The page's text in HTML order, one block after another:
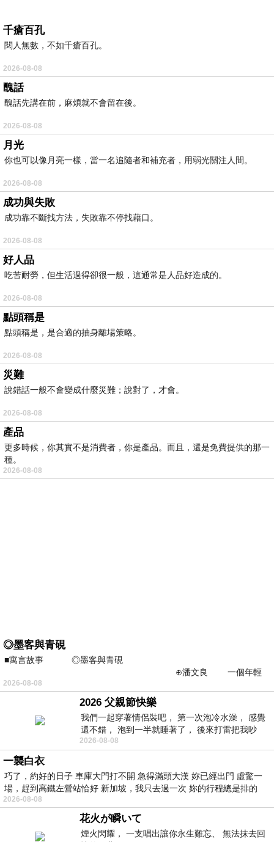
千瘡百孔
閱人無數，不如千瘡百孔。
2026-08-08
醜話
醜話先講在前，麻煩就不會留在後。
2026-08-08
月光
你也可以像月亮一樣，當一名追隨者和補充者，用弱光關注人間。
2026-08-08
成功與失敗
成功靠不斷找方法，失敗靠不停找藉口。
2026-08-08
好人品
吃苦耐勞，但生活過得卻很一般，這通常是人品好造成的。
2026-08-08
點頭稱是
點頭稱是，是合適的抽身離場策略。
2026-08-08
災難
說錯話一般不會變成什麼災難；說對了，才會。
2026-08-08
產品
更多時候，你其實不是消費者，你是產品。而且，還是免費提供的那一
種。
2026-08-08
◎墨客與青硯
■寓言故事 ◎墨客與青硯
⊕潘文良 一個年輕
的墨客，在京城的古玩肆裡
2026-08-08
2026 父親節快樂
我們一起穿著情侶裝吧， 第一次泡冷水澡， 感覺
還不錯， 泡到一半就睡著了， 後來打雷把我吵
醒， 手
2026-08-08
一襲白衣
巧了，約好的日子 車庫大門打不開 急得滿頭大漢 妳已經出門 虛驚一
場，趕到高鐵左營站恰好 新加坡，我只去過一次 妳的行程總是排的
2026-08-08
花火が瞬いて
煙火閃耀， 一支唱出讓你永生難忘、 無法抹去回